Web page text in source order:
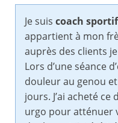
Je suis coach sportif
appartient à mon
auprès des clients
Lors d’une séance
douleur au genou
jours. J’ai acheté
urgo pour atténuer